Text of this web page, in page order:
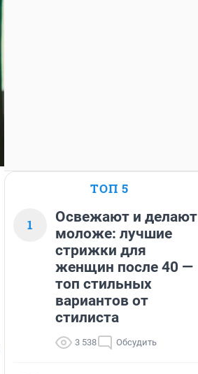
ТОП 5
1
Освежают и делают
моложе: лучшие
стрижки для
женщин после 40 —
топ стильных
вариантов от
стилиста
3 538 Обсудить